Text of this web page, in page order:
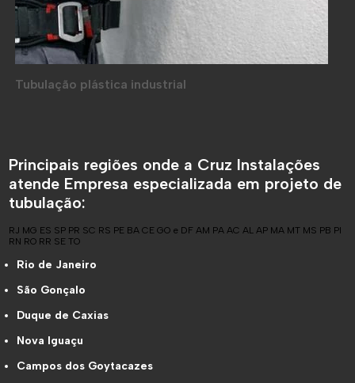
Tubulação plástica industrial
Principais regiões onde a Cruz Instalações
atende Empresa especializada em projeto de
tubulação:
RJ MG ES SP PR SC RS PE BA CE GO e DF AM PA AC AL AP MA MT MS PB PI
RN RO RR SE TO
Rio de Janeiro
São Gonçalo
Duque de Caxias
Nova Iguaçu
Campos dos Goytacazes